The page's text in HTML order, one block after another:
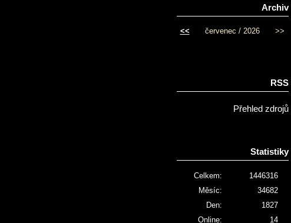
Archiv
<< červenec / 2026 >>
RSS
Přehled zdrojů
Statistiky
Online: 14
Celkem:
1446316
Měsíc:
34682
Den:
1827